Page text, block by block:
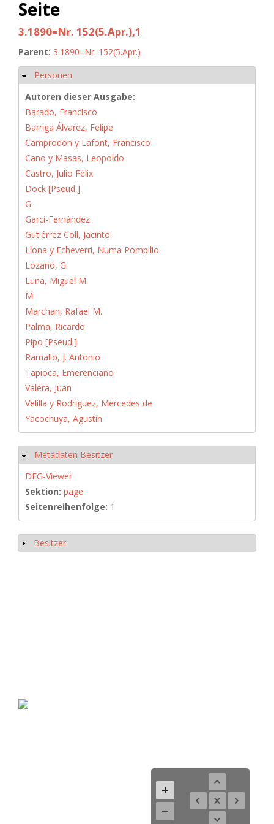
Seite
3.1890=Nr. 152(5.Apr.),1
Parent: 3.1890=Nr. 152(5.Apr.)
Hide
Personen
Autoren dieser Ausgabe:
Barado, Francisco
Barriga Álvarez, Felipe
Camprodón y Lafont, Francisco
Cano y Masas, Leopoldo
Castro, Julio Félix
Dock [Pseud.]
G.
Garci-Fernández
Gutiérrez Coll, Jacinto
Llona y Echeverri, Numa Pompilio
Lozano, G.
Luna, Miguel M.
M.
Marchan, Rafael M.
Palma, Ricardo
Pipo [Pseud.]
Ramallo, J. Antonio
Tapioca, Emerenciano
Valera, Juan
Velilla y Rodríguez, Mercedes de
Yacochuya, Agustín
Hide
Metadaten Besitzer
DFG-Viewer
Sektion: page
Seitenreihenfolge: 1
Show
Besitzer